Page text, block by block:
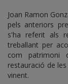
Joan Ramon
pels anteriors
s'ha referit als
treballant per
com patrimoni
restauració de
vinent.